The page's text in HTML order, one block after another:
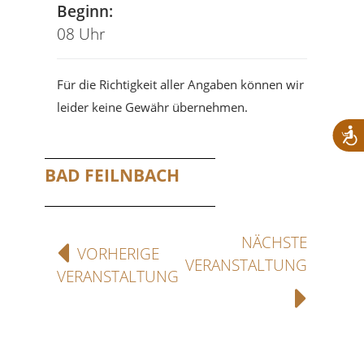
Beginn:
08 Uhr
Für die Richtigkeit aller Angaben können wir
leider keine Gewähr übernehmen.
BAD FEILNBACH
VORHERIGE
VERANSTALTUNG
NÄCHSTE
VERANSTALTUNG